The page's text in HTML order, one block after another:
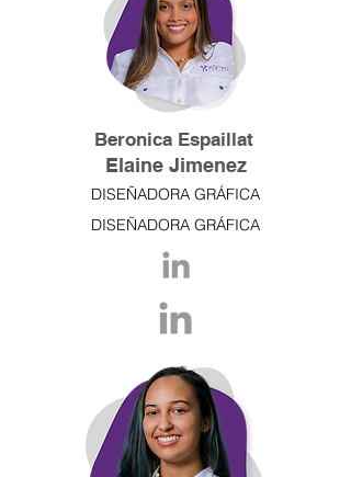
Beronica Espaillat
Elaine Jimenez
DISEÑADORA GRÁFICA
DISEÑADORA GRÁFICA